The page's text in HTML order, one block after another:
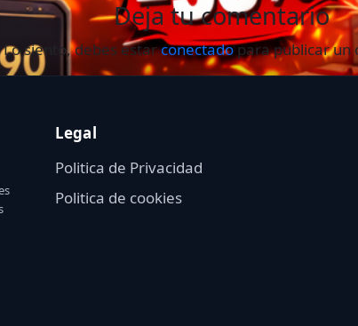
Deja tu comentario
Lo siento, debes estarconectadopara publicar un
Legal
Politica de Privacidad
Politica de cookies